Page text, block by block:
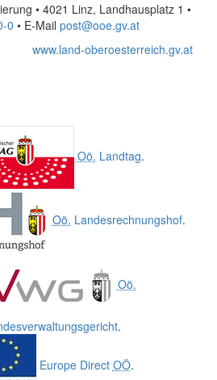
• 4021 Linz, Landhausplatz 1 •
0 • E-Mail post@ooe.gv.at
www.land-oberoesterreich.gv.at
Oö. Landtag.
Oö. Landesrechnungshof.
Oö.
.
Europe Direct OÖ.